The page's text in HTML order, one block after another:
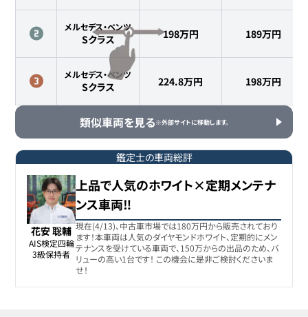
メルセデス・ベンツ
Sクラス 198万円 189万円
メルセデス・ベンツ
Sクラス 224.8万円 198万円
類似車両を見る※外部サイトに移動します。
鑑定士の車両総評
花安 聡輔
AIS検定四輪
3級保持者
上品で人気のホワイト×定期メンテナ
ンス車両‼️
現在(4/13)、中古車市場では180万円から販売されており
ます！本車両は人気のダイヤモンドホワイト、定期的にメン
テナンスを受けている車両で、150万からの出品のため、バ
リューの高い1台です！ この機会に是非ご検討くださいま
せ！